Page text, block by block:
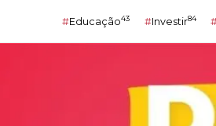
#Educação43 #Investir84